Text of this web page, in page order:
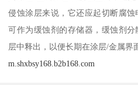
侵蚀涂层来说，它还应起切断腐
可作为缓蚀剂的存储器，缓蚀剂
层中释出，以便长期在涂层/金属界
m.shxbsy168.b2b168.com